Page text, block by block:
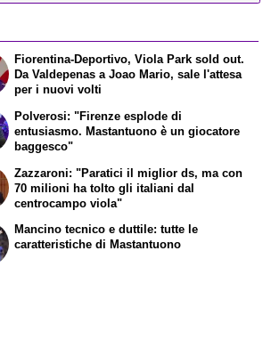
Fiorentina-Deportivo, Viola Park sold out.
Da Valdepenas a Joao Mario, sale l'attesa
per i nuovi volti
Polverosi: "Firenze esplode di
entusiasmo. Mastantuono è un giocatore
baggesco"
Zazzaroni: "Paratici il miglior ds, ma con
70 milioni ha tolto gli italiani dal
centrocampo viola"
Mancino tecnico e duttile: tutte le
caratteristiche di Mastantuono